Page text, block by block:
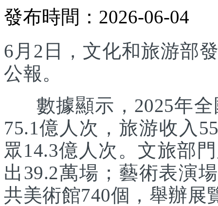
發布時間：2026-06-04
6月2日，文化和旅游部
公報。
數據顯示，2025年全
75.1億人次，旅游收入
眾14.3億人次。文旅部
出39.2萬場；藝術表演
共美術館740個，舉辦展